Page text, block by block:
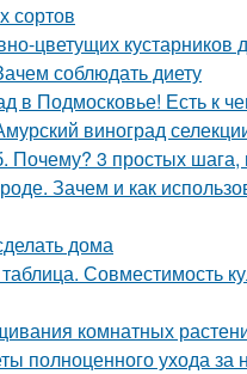
сортов
цветущих кустарников
соблюдать диету
Подмосковье! Есть к
виноград
3 простых шага,
Зачем и как
дома
Совместимость
комнатных
полноценного ухода